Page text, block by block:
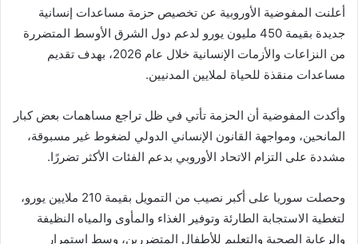
أعلنت المفوضية الأوروبية عن تخصيص حزمة مساعدات إنسانية
جديدة بقيمة 450 مليون يورو لدعم دول الشرق الأوسط المتضررة
من النزاعات والأزمات الإنسانية خلال عام 2026، بهدف تقديم
مساعدات منقذة للحياة لملايين المدنيين.
وأكدت المفوضية أن الحزمة تأتي في ظل تراجع مساهمات بعض كبار
المانحين، ومواجهة القانون الإنساني الدولي لضغوط غير مسبوقة،
مشددة على التزام الاتحاد الأوروبي بدعم الفئات الأكثر تضررًا.
وحصلت سوريا على أكبر نصيب من التمويل بقيمة 210 ملايين يورو،
لتغطية الاستجابة الطارئة وتوفير الغذاء والمأوى والمياه النظيفة
والرعاية الصحية والتعليم للأطفال المتضررين، وسط استمرار